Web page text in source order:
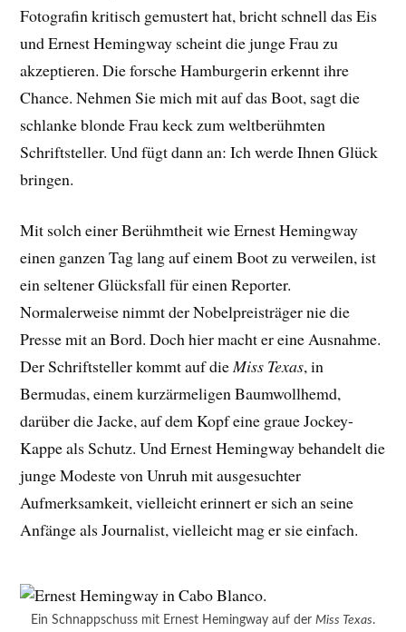
Fotografin kritisch gemustert hat, bricht schnell das Eis
und Ernest Hemingway scheint die junge Frau zu
akzeptieren. Die forsche Hamburgerin erkennt ihre
Chance. Nehmen Sie mich mit auf das Boot, sagt die
schlanke blonde Frau keck zum weltberühmten
Schriftsteller. Und fügt dann an: Ich werde Ihnen Glück
bringen.
Mit solch einer Berühmtheit wie Ernest Hemingway
einen ganzen Tag lang auf einem Boot zu verweilen, ist
ein seltener Glücksfall für einen Reporter.
Normalerweise nimmt der Nobelpreisträger nie die
Presse mit an Bord. Doch hier macht er eine Ausnahme.
Der Schriftsteller kommt auf dieMiss Texas, in
Bermudas, einem kurzärmeligen Baumwollhemd,
darüber die Jacke, auf dem Kopf eine graue Jockey-
Kappe als Schutz. Und Ernest Hemingway behandelt die
junge Modeste von Unruh mit ausgesuchter
Aufmerksamkeit, vielleicht erinnert er sich an seine
Anfänge als Journalist, vielleicht mag er sie einfach.
Ein Schnappschuss mit Ernest Hemingway auf der Miss Texas.